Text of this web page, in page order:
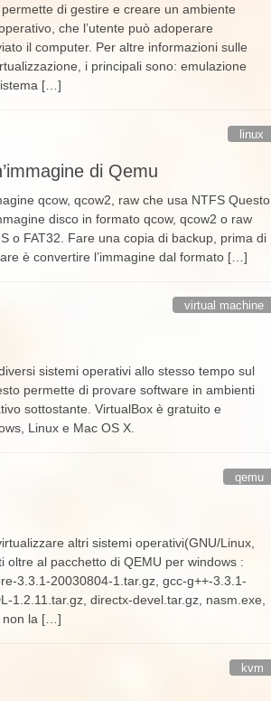
di gestire e creare un ambiente
che l’utente può adoperare
il computer. Per altre informazioni sulle
i principali sono: emulazione
[…]
linux
di Qemu
qcow, qcow2, raw che usa NTFS Questo
disco in formato qcow, qcow2 o raw
o FAT32. Fare una copia di backup, prima di
è convertire l’immagine dal formato […]
virtual machine
sistemi operativi allo stesso tempo sul
permette di provare software in ambienti
sottostante. VirtualBox è gratuito e
Linux e Mac OS X.
qemu
altri sistemi operativi(GNU/Linux,
al pacchetto di QEMU per windows :
3.3.1-20030804-1.tar.gz, gcc-g++-3.3.1-
1.2.11.tar.gz, directx-devel.tar.gz, nasm.exe,
non la […]
kvm